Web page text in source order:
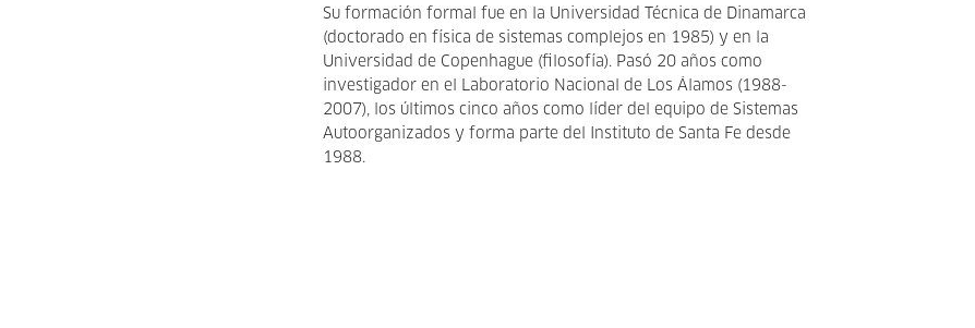
Su formación formal fue en la Universidad Técnica de Dinamarca
(doctorado en física de sistemas complejos en 1985) y en la
Universidad de Copenhague (filosofía). Pasó 20 años como
investigador en el Laboratorio Nacional de Los Álamos (1988-
2007), los últimos cinco años como líder del equipo de Sistemas
Autoorganizados y forma parte del Instituto de Santa Fe desde
1988.